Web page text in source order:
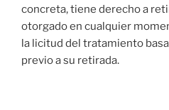
concreta, tiene derecho a
otorgado en cualquier
la licitud del tratamiento
previo a su retirada.